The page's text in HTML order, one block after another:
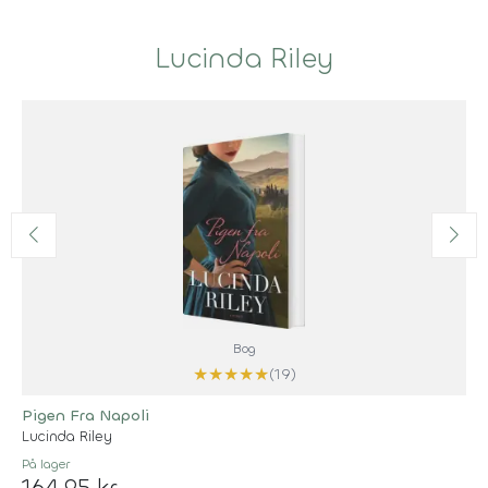
Lucinda Riley
Bog
★★★★★(19)
Pigen Fra Napoli
Lucinda Riley
På lager